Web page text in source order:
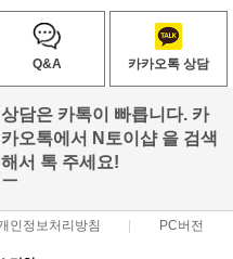
Q&A 카카오톡 상담
상담은 카톡이 빠릅니다. 카
카오톡에서 N토이샵 을 검색
해서 톡 주세요!
ㅡ
인정보처리방침 PC버전